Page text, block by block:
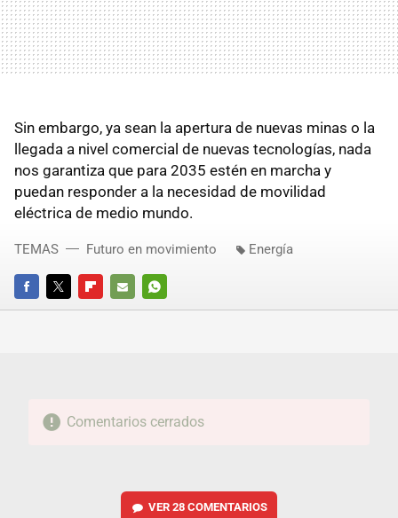
Sin embargo, ya sean la apertura de nuevas minas o la
llegada a nivel comercial de nuevas tecnologías, nada
nos garantiza que para 2035 estén en marcha y
puedan responder a la necesidad de movilidad
eléctrica de medio mundo.
FACEBOOKTWITTERFLIPBOARD
E-
WHATSAPP
TEMAS Futuro en movimiento Energía
Comentarios cerrados
VER 28 COMENTARIOS